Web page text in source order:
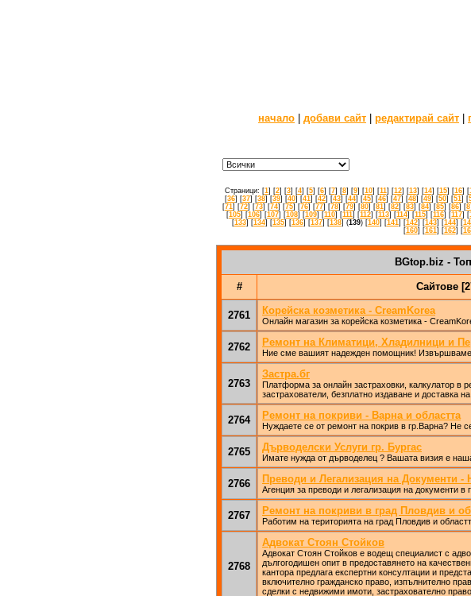
начало добави сайт редактирай сайт
Страници: [1] [2] [3] [4] [5] [6] [7] [8] [9] [10] [11] [12] [13] [14] [15] [16] [
[36] [37] [38] [39] [40] [41] [42] [43] [44] [45] [46] [47] [48] [49] [50] [51] [
[71] [72] [73] [74] [75] [76] [77] [78] [79] [80] [81] [82] [83] [84] [85] [86] [
[105] [106] [107] [108] [109] [110] [111] [112] [113] [114] [115] [116] [117] [
[133] [134] [135] [136] [137] [138] (139) [140] [141] [142] [143] [144] [
[160] [161] [162] [
BGtop.biz -
# Сайтове
2761 Корейска козметика - CreamKorea
Онлайн магазин за корейска козметика -
2762 Ремонт на Климатици, Хладилници и
Ние сме вашият надежден помощник! Извършваме
2763
Застра.бг
Платформа за онлайн застраховки, калкулатор в
застрахователи, безплатно издаване и доставка
2764 Ремонт на покриви - Варна и областта
Нуждаете се от ремонт на покрив в гр.Варна? Не
2765 Дърводелски Услуги гр. Бургас
Имате нужда от дърводелец ? Вашата визия е
2766 Преводи и Легализация на Документи -
Агенция за преводи и легализация на документи в
2767 Ремонт на покриви в град Пловдив и
Работим на територията на град Пловдив и
2768
Адвокат Стоян Стойков
Адвокат Стоян Стойков е водещ специалист с
дългогодишен опит в предоставянето на
кантора предлага експертни консултации и
включително гражданско право, изпълнително
сделки с недвижими имоти, застрахователно